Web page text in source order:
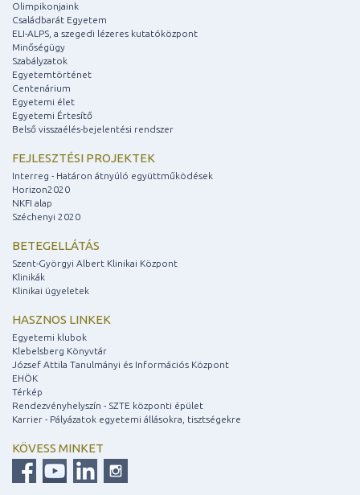
Olimpikonjaink
Családbarát Egyetem
ELI-ALPS, a szegedi lézeres kutatóközpont
Minőségügy
Szabályzatok
Egyetemtörténet
Centenárium
Egyetemi élet
Egyetemi Értesítő
Belső visszaélés-bejelentési rendszer
FEJLESZTÉSI PROJEKTEK
Interreg - Határon átnyúló együttműködések
Horizon2020
NKFI alap
Széchenyi 2020
BETEGELLÁTÁS
Szent-Györgyi Albert Klinikai Központ
Klinikák
Klinikai ügyeletek
HASZNOS LINKEK
Egyetemi klubok
Klebelsberg Könyvtár
József Attila Tanulmányi és Információs Központ
EHÖK
Térkép
Rendezvényhelyszín - SZTE központi épület
Karrier - Pályázatok egyetemi állásokra, tisztségekre
KÖVESS MINKET